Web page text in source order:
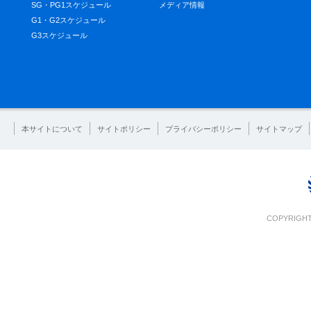
SG・PG1スケジュール
G1・G2スケジュール
G3スケジュール
メディア情報
本サイトについて サイトポリシー プライバシーポリシー サイトマップ